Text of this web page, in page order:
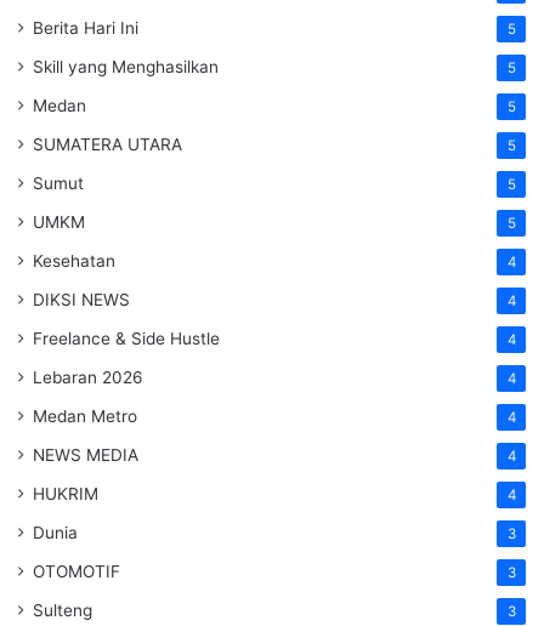
Berita Hari Ini 5
Skill yang Menghasilkan 5
Medan 5
SUMATERA UTARA 5
Sumut 5
UMKM 5
Kesehatan 4
DIKSI NEWS 4
Freelance & Side Hustle 4
Lebaran 2026 4
Medan Metro 4
NEWS MEDIA 4
HUKRIM 4
Dunia 3
OTOMOTIF 3
Sulteng 3